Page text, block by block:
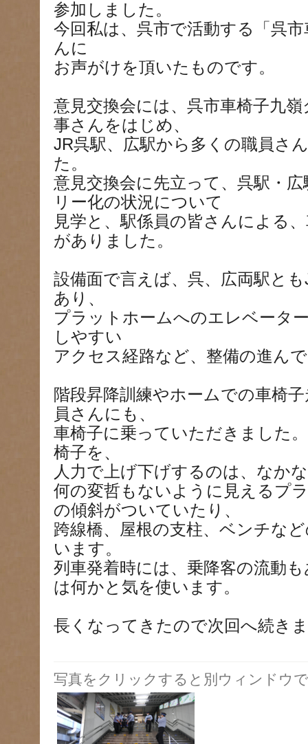
参加しました。
今回私は、呉市で活動する「呉
んに
お声がけを頂いたものです。
意見交換会には、呉市車椅子九
事さんをはじめ、
JR呉駅、広駅から多くの職員さ
た。
意見交換会に先立って、呉駅・
リー化の状況について
見学と、駅係員の皆さんによる
がありました。
設備面で言えば、呉、広両駅と
あり、
プラットホームへのエレベータ
しやすい
アクセス経路など、整備の進ん
階段昇降訓練やホームでの車椅
員さんにも、
車椅子に乗っていただきました
椅子を、
人力で上げ下げするのは、なか
何の変哲もないように見えるプ
の傾斜がついていたり、
跨線橋、屋根の支柱、ベンチな
います。
列車発着時には、乗降客の流動
は何かと気を使います。
長くなってきたので次回へ続き
写真をクリックすると別ウィンドウ